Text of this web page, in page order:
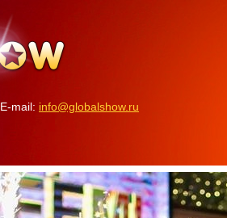
E-mail: info@globalshow.ru